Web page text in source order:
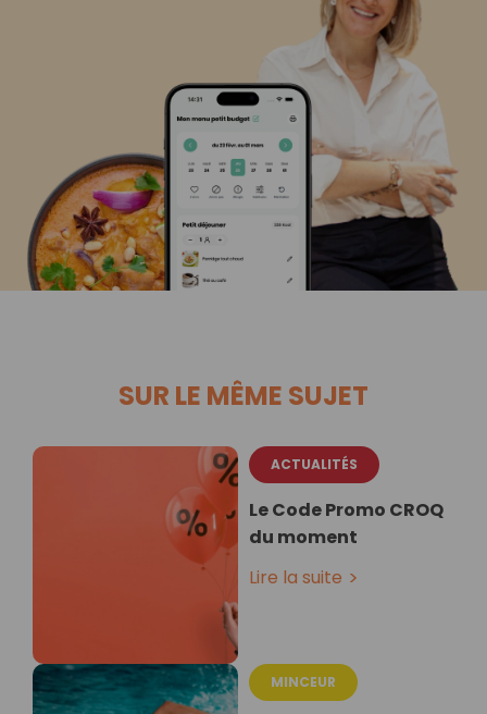
SUR LE MÊME SUJET
ACTUALITÉS
Le Code Promo CROQ
du moment
Lire la suite
MINCEUR